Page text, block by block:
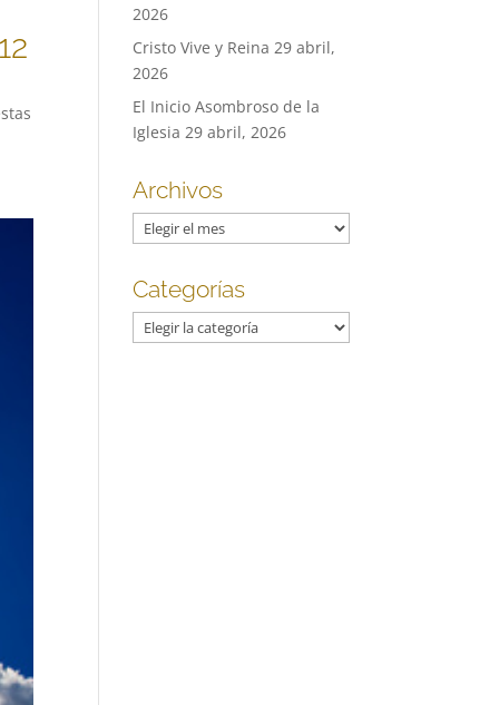
2026
Cristo Vive y Reina 29 abril,
2026
El Inicio Asombroso de la
Iglesia 29 abril, 2026
Archivos
Archivos
Categorías
Categorías